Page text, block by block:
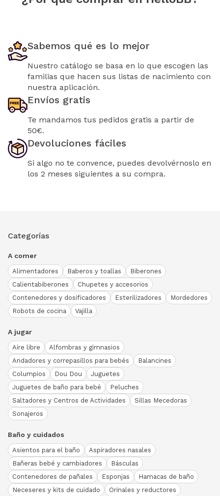
Sabemos qué es lo mejor
Nuestro catálogo se basa en lo que escogen las
familias que hacen sus listas de nacimiento con
nuestra aplicación.
Envíos gratis
Te mandamos tus pedidos gratis a partir de
50€.
Devoluciones fáciles
Si algo no te convence, puedes devolvérnoslo en
los 2 meses siguientes a su compra.
Categorías
A comer
Alimentadores Baberos y toallas
Biberones
Calientabiberones
Chupetes y accesorios
Contenedores y dosificadores
Esterilizadores
Mordedores
Robots de cocina
Vajilla
A jugar
Aire libre
Alfombras y gimnasios
Andadores y correpasillos para bebés
Balancines
Columpios
Dou Dou
Juguetes
Juguetes de baño para bebé
Peluches
Saltadores y Centros de Actividades
Sillas Mecedoras
Sonajeros
Baño y cuidados
Asientos para el baño
Aspiradores nasales
Bañeras bebé y cambiadores
Básculas
Contenedores de pañales
Esponjas
Hamacas de baño
Neceseres y kits de cuidado
Orinales y reductores